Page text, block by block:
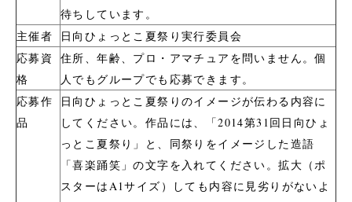
待ちしています。
主催者
日向ひょっとこ夏祭り実行委員会
応募資
格
住所、年齢、プロ・アマチュアを問いません。個
人でもグループでも応募できます。
応募作
品
日向ひょっとこ夏祭りのイメージが伝わる内容に
してください。作品には、「2014第31回日向ひょ
っとこ夏祭り」と、同祭りをイメージした造語
「喜楽踊笑」の文字を入れてください。拡大（ポ
スターはA1サイズ）しても内容に見劣りがないよ